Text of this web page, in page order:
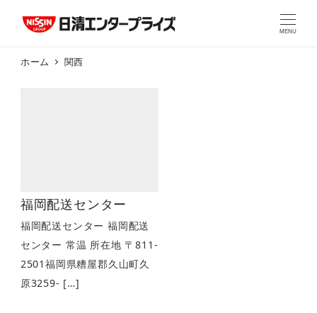
MENU
ホーム 関西
福岡配送センター
福岡配送センター 福岡配送
センター 常温 所在地 〒811-
2501福岡県糟屋郡久山町久
原3259- […]